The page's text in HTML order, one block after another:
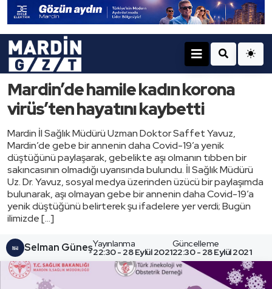
Mardin’de hamile kadın korona
virüs’ten hayatını kaybetti
Mardin İl Sağlık Müdürü Uzman Doktor Saffet Yavuz,
Mardin’de gebe bir annenin daha Covid-19’a yenik
düştüğünü paylaşarak, gebelikte aşı olmanın tıbben bir
sakıncasının olmadığı uyarısında bulundu. İl Sağlık Müdürü
Uz. Dr. Yavuz, sosyal medya üzerinden üzücü bir paylaşımda
bulunarak, aşı olmayan gebe bir annenin daha Covid-19’a
yenik düştüğünü belirterek şu ifadelere yer verdi; Bugün
ilimizde […]
Selman GüneşYayınlanma
22:30 - 28 Eylül 2021
Güncelleme
22:30 - 28 Eylül 2021